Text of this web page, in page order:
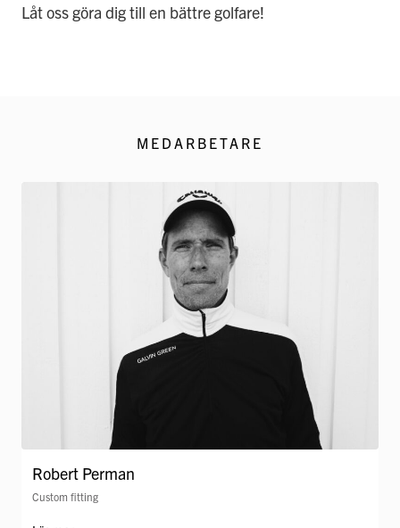
Låt oss göra dig till en bättre golfare!
MEDARBETARE
Robert Perman
Custom fitting